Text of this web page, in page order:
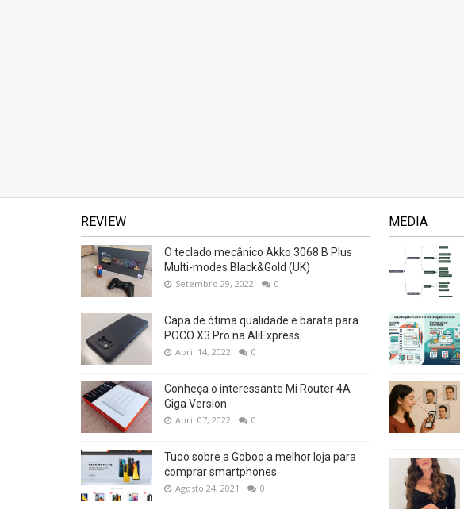
REVIEW
O teclado mecânico Akko 3068 B Plus
Multi-modes Black&Gold (UK)
Setembro 29, 2022 0
Capa de ótima qualidade e barata para
POCO X3 Pro na AliExpress
Abril 14, 2022 0
Conheça o interessante Mi Router 4A
Giga Version
Abril 07, 2022 0
Tudo sobre a Goboo a melhor loja para
comprar smartphones
Agosto 24, 2021 0
MEDIA